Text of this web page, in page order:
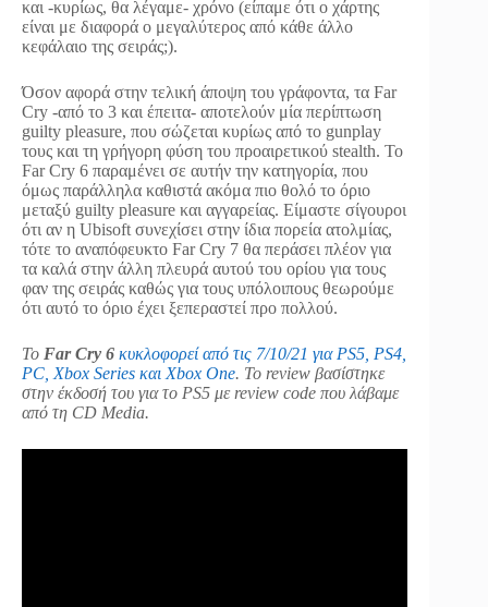
και -κυρίως, θα λέγαμε- χρόνο (είπαμε ότι ο χάρτης
είναι με διαφορά ο μεγαλύτερος από κάθε άλλο
κεφάλαιο της σειράς;).
Όσον αφορά στην τελική άποψη του γράφοντα, τα Far
Cry -από το 3 και έπειτα- αποτελούν μία περίπτωση
guilty pleasure, που σώζεται κυρίως από το gunplay
τους και τη γρήγορη φύση του προαιρετικού stealth. To
Far Cry 6 παραμένει σε αυτήν την κατηγορία, που
όμως παράλληλα καθιστά ακόμα πιο θολό το όριο
μεταξύ guilty pleasure και αγγαρείας. Είμαστε σίγουροι
ότι αν η Ubisoft συνεχίσει στην ίδια πορεία ατολμίας,
τότε το αναπόφευκτο Far Cry 7 θα περάσει πλέον για
τα καλά στην άλλη πλευρά αυτού του ορίου για τους
φαν της σειράς καθώς για τους υπόλοιπους θεωρούμε
ότι αυτό το όριο έχει ξεπεραστεί προ πολλού.
Το Far Cry 6 κυκλοφορεί από τις 7/10/21 για PS5, PS4,
PC, Xbox Series και Xbox One. Το review βασίστηκε
στην έκδοσή του για το PS5 με review code που λάβαμε
από τη CD Media.